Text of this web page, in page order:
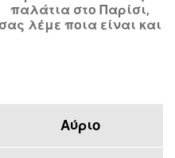
παλάτια στο Παρίσι,
σας λέμε ποια είναι και
Αύριο